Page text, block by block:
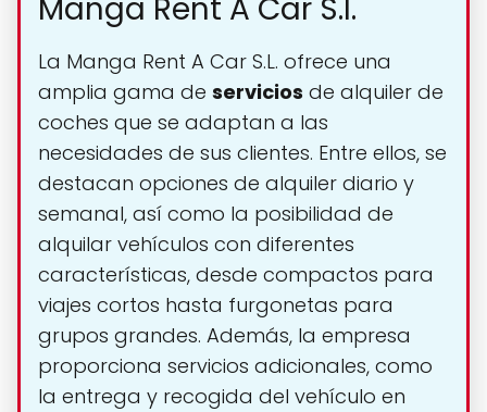
Manga Rent A Car S.l.
La Manga Rent A Car S.L. ofrece una
amplia gama de servicios de alquiler de
coches que se adaptan a las
necesidades de sus clientes. Entre ellos, se
destacan opciones de alquiler diario y
semanal, así como la posibilidad de
alquilar vehículos con diferentes
características, desde compactos para
viajes cortos hasta furgonetas para
grupos grandes. Además, la empresa
proporciona servicios adicionales, como
la entrega y recogida del vehículo en